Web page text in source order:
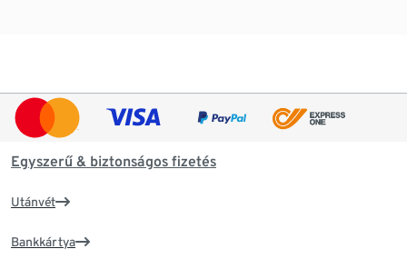
Egyszerű & biztonságos fizetés
Utánvét
Bankkártya